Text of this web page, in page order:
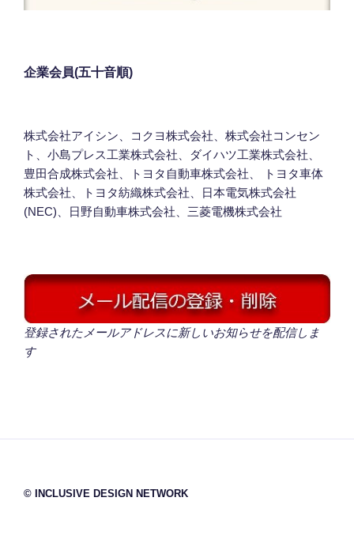
企業会員(五十音順)
株式会社アイシン、コクヨ株式会社、株式会社コンセン
ト、小島プレス工業株式会社、ダイハツ工業株式会社、
豊田合成株式会社、トヨタ自動車株式会社、 トヨタ車体
株式会社、トヨタ紡織株式会社、日本電気株式会社
(NEC)、日野自動車株式会社、三菱電機株式会社
登録されたメールアドレスに新しいお知らせを配信しま
す
© INCLUSIVE DESIGN NETWORK